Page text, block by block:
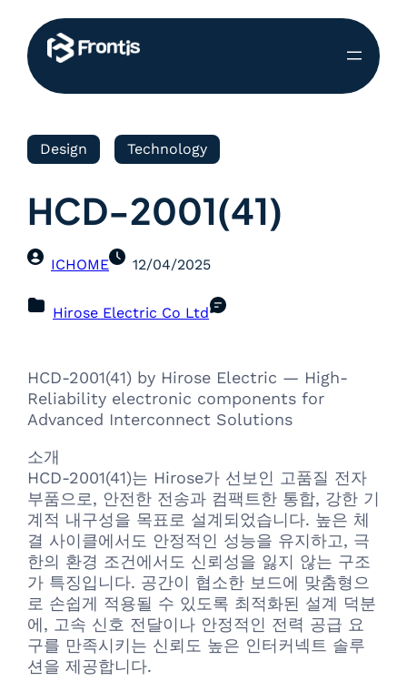
Design Technology
HCD-2001(41)
ICHOME 12/04/2025
Hirose Electric Co Ltd
HCD-2001(41) by Hirose Electric — High-
Reliability electronic components for
Advanced Interconnect Solutions
소개
HCD-2001(41)는 Hirose가 선보인 고품질 전자
부품으로, 안전한 전송과 컴팩트한 통합, 강한 기
계적 내구성을 목표로 설계되었습니다. 높은 체
결 사이클에서도 안정적인 성능을 유지하고, 극
한의 환경 조건에서도 신뢰성을 잃지 않는 구조
가 특징입니다. 공간이 협소한 보드에 맞춤형으
로 손쉽게 적용될 수 있도록 최적화된 설계 덕분
에, 고속 신호 전달이나 안정적인 전력 공급 요
구를 만족시키는 신뢰도 높은 인터커넥트 솔루
션을 제공합니다.